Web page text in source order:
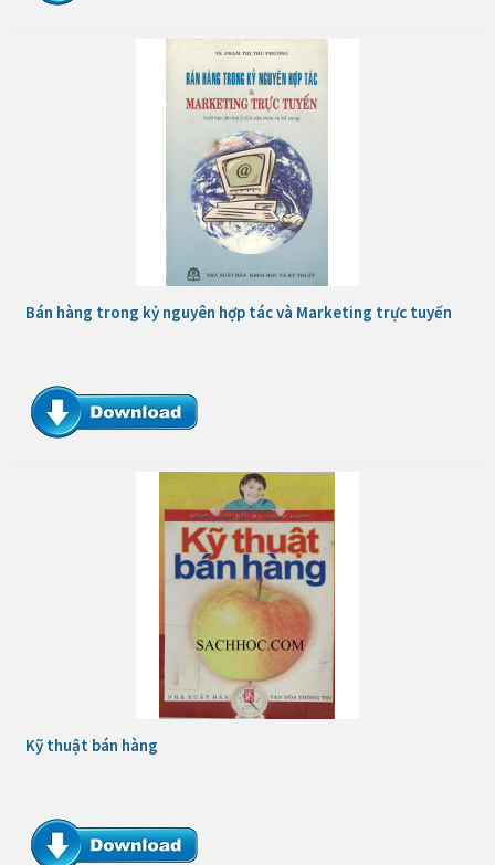
Bán hàng trong kỷ nguyên hợp tác và Marketing trực tuyến
Kỹ thuật bán hàng